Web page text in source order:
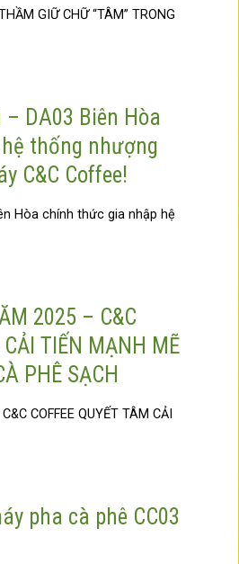
GIỮ CHỮ “TÂM” TRONG
DA03 Biên Hòa
thống nhượng
C&C Coffee!
Hòa chính thức gia nhập hệ
2025 – C&C
CẢI TIẾN MẠNH MẼ
PHÊ SẠCH
COFFEE QUYẾT TÂM CẢI
pha cà phê CC03